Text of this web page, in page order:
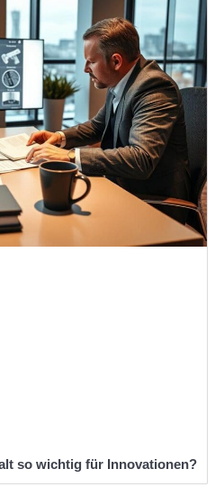
so wichtig für Innovationen?